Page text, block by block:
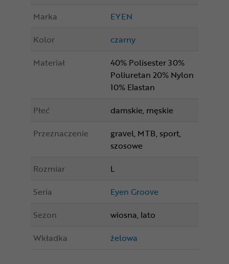
Marka
EYEN
Kolor
czarny
Materiał
40% Polisester 30%
Poliuretan 20% Nylon
10% Elastan
Płeć
damskie, męskie
Przeznaczenie
gravel, MTB, sport,
szosowe
Rozmiar
L
Seria
Eyen Groove
Sezon
wiosna, lato
Wkładka
żelowa